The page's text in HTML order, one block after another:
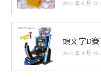
2013 年 6 月 18
頭文字D
2013 年 4 月 16